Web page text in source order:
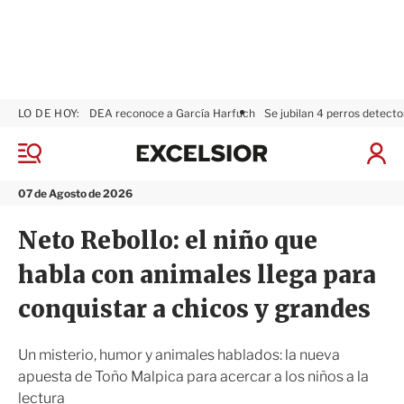
M
n
07 de Agosto de 2026
LO DE HOY: DEA reconoce a García Harfuch Se jubilan 4 perros
I
x
i
o
r
Neto Rebollo: el niño que
habla con animales llega para
conquistar a chicos y grandes
Un misterio, humor y animales hablados: la nueva
apuesta de Toño Malpica para acercar a los niños a la
lectura